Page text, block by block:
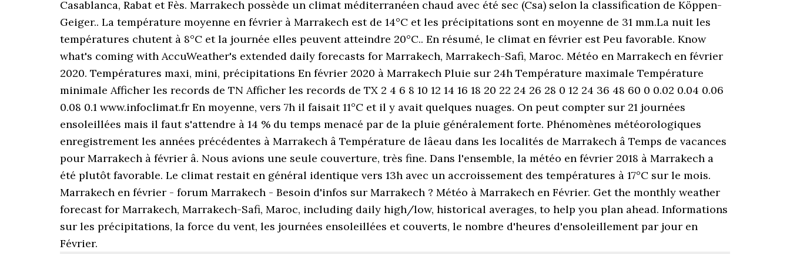
Casablanca, Rabat et Fès. Marrakech possède un climat méditerranéen chaud avec été sec (Csa) selon la classification de Köppen-
Geiger.. La température moyenne en février à Marrakech est de 14°C et les précipitations sont en moyenne de 31 mm.La nuit les
températures chutent à 8°C et la journée elles peuvent atteindre 20°C.. En résumé, le climat en février est Peu favorable. Know
what's coming with AccuWeather's extended daily forecasts for Marrakech, Marrakech-Safi, Maroc. Météo en Marrakech en février
2020. Températures maxi, mini, précipitations En février 2020 à Marrakech Pluie sur 24h Température maximale Température
minimale Afficher les records de TN Afficher les records de TX 2 4 6 8 10 12 14 16 18 20 22 24 26 28 0 12 24 36 48 60 0 0.02 0.04 0.06
0.08 0.1 www.infoclimat.fr En moyenne, vers 7h il faisait 11°C et il y avait quelques nuages. On peut compter sur 21 journées
ensoleillées mais il faut s'attendre à 14 % du temps menacé par de la pluie généralement forte. Phénomènes météorologiques
enregistrement les années précédentes à Marrakech â Température de lâeau dans les localités de Marrakech â Temps de vacances
pour Marrakech à février â. Nous avions une seule couverture, très fine. Dans l'ensemble, la météo en février 2018 à Marrakech a
été plutôt favorable. Le climat restait en général identique vers 13h avec un accroissement des températures à 17°C sur le mois.
Marrakech en février - forum Marrakech - Besoin d'infos sur Marrakech ? Météo à Marrakech en Février. Get the monthly weather
forecast for Marrakech, Marrakech-Safi, Maroc, including daily high/low, historical averages, to help you plan ahead. Informations
sur les précipitations, la force du vent, les journées ensoleillées et couverts, le nombre d'heures d'ensoleillement par jour en
Février.